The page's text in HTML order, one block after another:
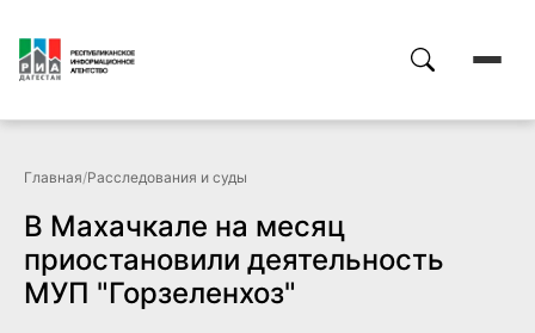
Главная/Расследования и суды
В Махачкале на месяц
приостановили деятельность
МУП "Горзеленхоз"